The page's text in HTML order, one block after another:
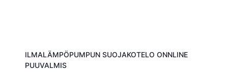
ILMALÄMPÖPUMPUN SUOJAKOTELO ONNLINE
PUUVALMIS